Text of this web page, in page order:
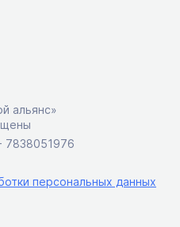
альянс»
7838051976
персональных данных